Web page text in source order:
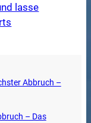
lasse
Abbruch –
– Das